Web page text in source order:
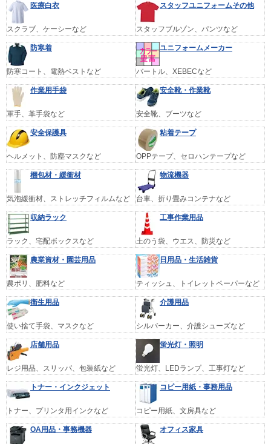
医療白衣
スクラブ、ケーシーなど
スタッフユニフォームその他
スタッフブルゾン、パンツなど
防寒着
防寒コート、電熱ベストなど
ユニフォームメーカー
バートル、XEBECなど
作業用手袋
軍手、革手袋など
安全靴・作業靴
安全靴、ブーツなど
安全保護具
ヘルメット、防塵マスクなど
粘着テープ
OPPテープ、セロハンテープなど
梱包材・緩衝材
気泡緩衝材、ストレッチフィルムなど
物流機器
台車、折り畳みコンテナなど
収納ラック
ラック、宅配ボックスなど
工事作業用品
土のう袋、ウエス、防災など
農業資材・園芸用品
農ポリ、肥料など
日用品・生活雑貨
ティッシュ、トイレットペーパーなど
衛生用品
使い捨て手袋、マスクなど
介護用品
シルバーカー、介護シューズなど
店舗用品
レジ用品、スリッパ、包装紙など
蛍光灯・照明
蛍光灯、LEDランプ、工事灯など
トナー・インクジェット
トナー、プリンタ用インクなど
コピー用紙・事務用品
コピー用紙、文房具など
OA用品・事務機器 オフィス家具